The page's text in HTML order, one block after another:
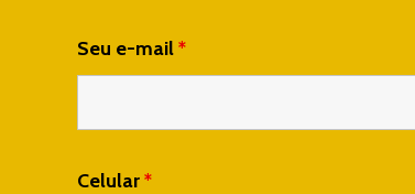
Seu e-mail*
Celular*